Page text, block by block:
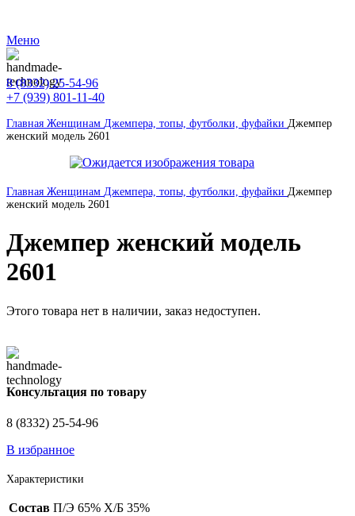
Меню
8 (8332) 25-54-96
+7 (939) 801-11-40
Главная Женщинам Джемпера, топы, футболки, фуфайки Джемпер
женский модель 2601
Главная Женщинам Джемпера, топы, футболки, фуфайки Джемпер
женский модель 2601
Джемпер женский модель
2601
Этого товара нет в наличии, заказ недоступен.
Консультация по товару
8 (8332) 25-54-96
В избранное
Характеристики
Состав П/Э 65% Х/Б 35%